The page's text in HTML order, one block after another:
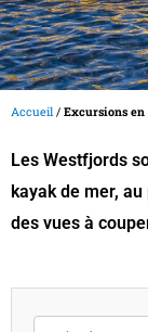
Accueil / Excursions
Les Westfjords
kayak de mer,
des vues à